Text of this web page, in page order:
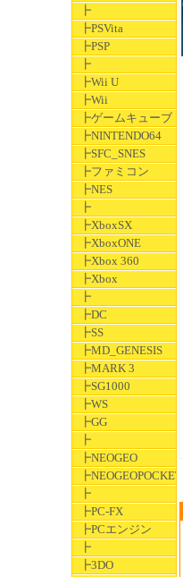
┣
┣PSVita
┣PSP
┣
┣Wii U
┣Wii
┣ゲームキューブ
┣NINTENDO64
┣SFC_SNES
┣ファミコン
┣NES
┣
┣XboxSX
┣XboxONE
┣Xbox 360
┣Xbox
┣
┣DC
┣SS
┣MD_GENESIS
┣MARK 3
┣SG1000
┣WS
┣GG
┣
┣NEOGEO
┣NEOGEOPOCKET
┣
┣PC-FX
┣PCエンジン
┣
┣3DO